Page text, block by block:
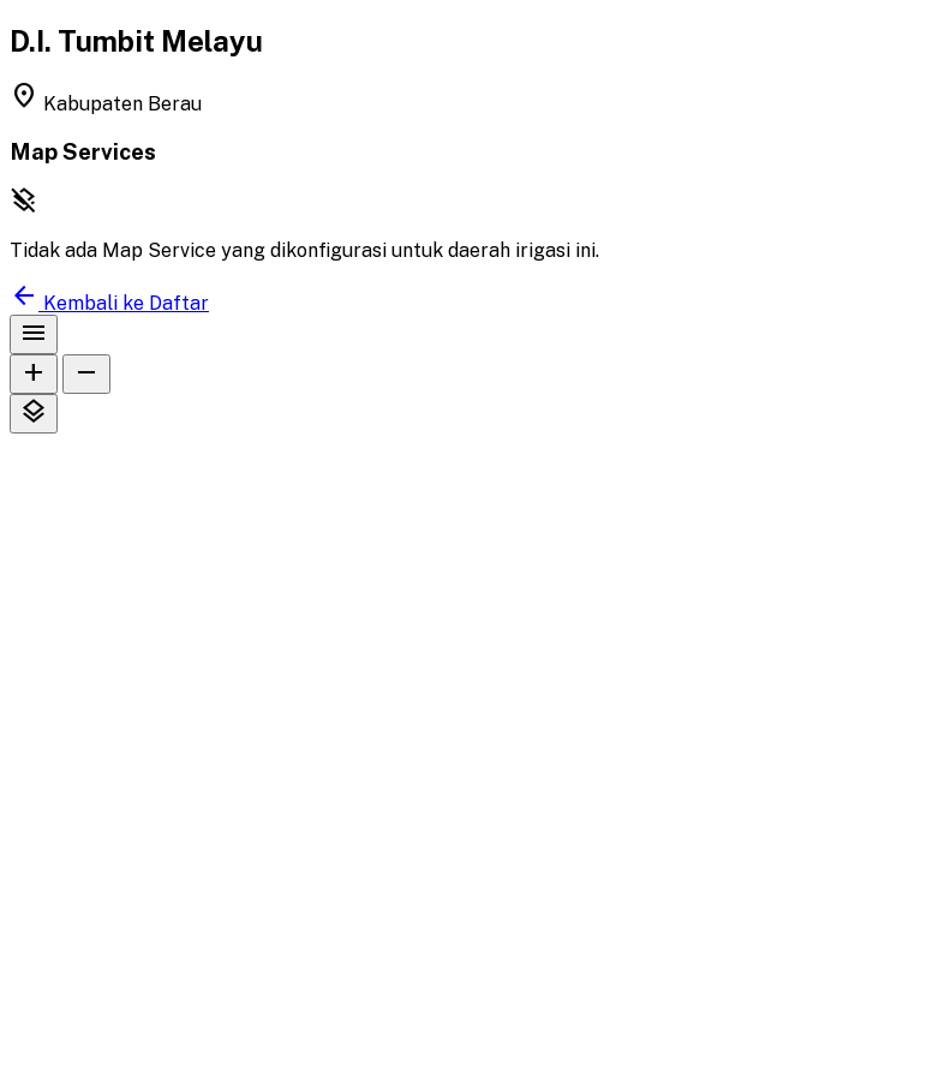
D.I. Tumbit Melayu
location_on Kabupaten Berau
Map Services
layers_clear
Tidak ada Map Service yang dikonfigurasi untuk daerah irigasi ini.
arrow_back Kembali ke Daftar
menu
add
remove
layers